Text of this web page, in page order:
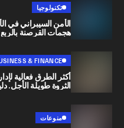
الأمن السيبراني في الأردن:
هجمات القرصنة بالربع الثاني 2026
BUSINESS & FINANCE
أكثر الطرق فعالية لإدارة الشؤون
الثروة طويلة الأجل. دليل كامل